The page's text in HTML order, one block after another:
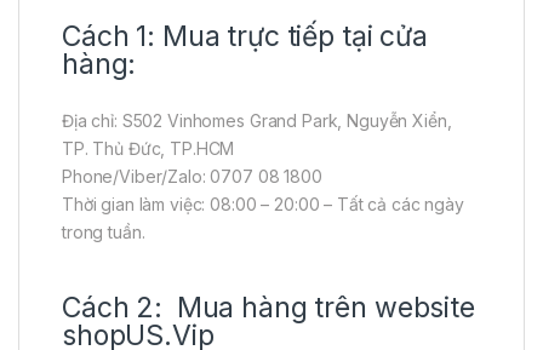
Cách 1: Mua trực tiếp tại cửa
hàng:
Địa chỉ: S502 Vinhomes Grand Park, Nguyễn Xiển,
TP. Thủ Đức, TP.HCM
Phone/Viber/Zalo: 0707 08 1800
Thời gian làm việc: 08:00 – 20:00 – Tất cả các ngày
trong tuần.
Cách 2: Mua hàng trên website
shopUS.Vip